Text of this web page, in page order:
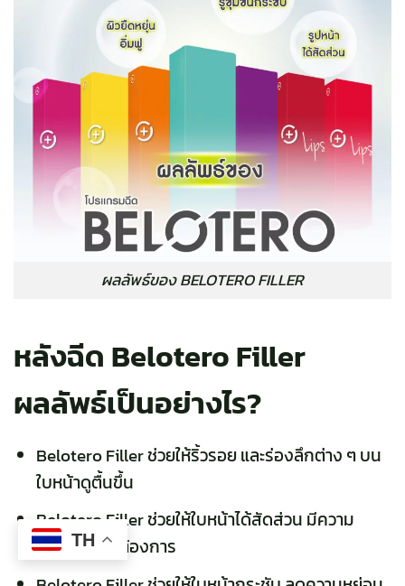
ผลลัพธ์ของ BELOTERO FILLER
หลังฉีด Belotero Filler
ผลลัพธ์เป็นอย่างไร?
Belotero Filler ช่วยให้ริ้วรอย และร่องลึกต่าง ๆ บน
ใบหน้าดูตื้นขึ้น
Belotero Filler ช่วยให้ใบหน้าได้สัดส่วน มีความ
สมดุลตามที่ต้องการ
TH